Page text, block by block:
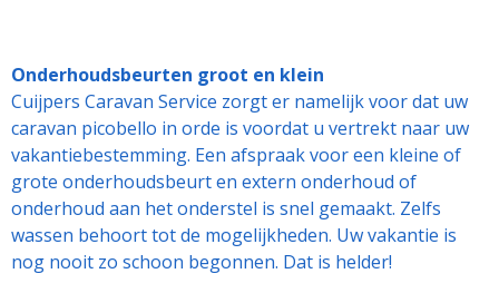
Onderhoudsbeurten groot en klein
Cuijpers Caravan Service zorgt er namelijk voor dat uw
caravan picobello in orde is voordat u vertrekt naar uw
vakantiebestemming. Een afspraak voor een kleine of
grote onderhoudsbeurt en extern onderhoud of
onderhoud aan het onderstel is snel gemaakt. Zelfs
wassen behoort tot de mogelijkheden. Uw vakantie is
nog nooit zo schoon begonnen. Dat is helder!